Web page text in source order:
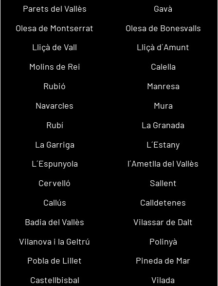
Parets del Vallès
Gavà
Olesa de Montserrat
Olesa de Bonesvalls
Lliçà de Vall
Lliçà d´Amunt
Molins de Rei
Calella
Rubió
Manresa
Navarcles
Mura
Rubí
La Granada
La Garriga
L´Estany
L´Espunyola
l´Ametlla del Vallès
Cervelló
Sallent
Callús
Calldetenes
Badia del Vallès
Vilassar de Dalt
Vilanova i la Geltrú
Polinyà
Pobla de Lillet
Pineda de Mar
Castellbisbal
Vilada